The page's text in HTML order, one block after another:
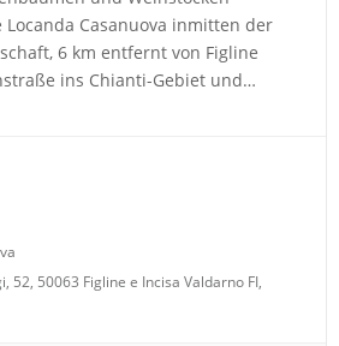
Casanuova inmitten der
6 km entfernt von Figline
ins Chianti-Gebiet und
gelegen 10 Doppelzimmer
Landhausstil
[…]
52, 50063 Figline e Incisa Valdarno FI,